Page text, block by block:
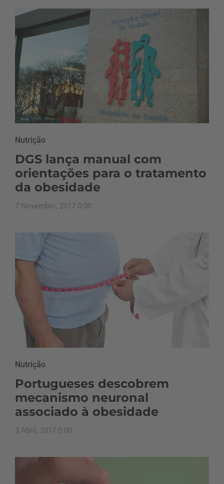
Nutrição
DGS lança manual com
orientações para o tratamento
da obesidade
7 Novembro, 2017 0:00
Nutrição
Portugueses descobrem
mecanismo neuronal
associado à obesidade
3 Abril, 2017 0:00